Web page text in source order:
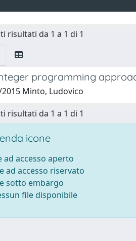
risultati da 1 a 1 di 1
programming
Minto, Ludovico
risultati da 1 a 1 di 1
icone
ad accesso aperto
ad accesso riservato
sotto embargo
file disponibile